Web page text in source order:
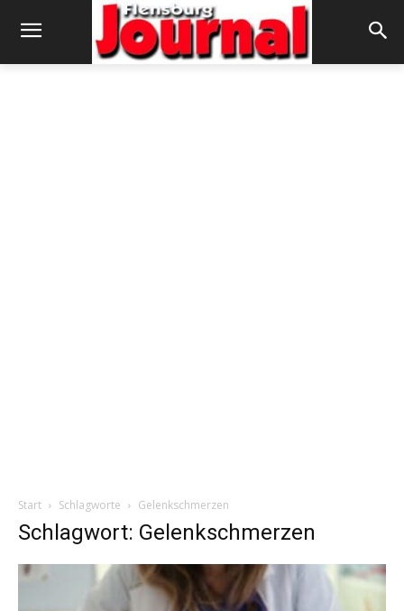
Start Schlagworte Gelenkschmerzen
Schlagwort: Gelenkschmerzen